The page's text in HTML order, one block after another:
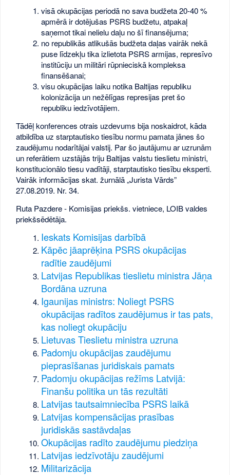
visā okupācijas periodā no sava budžeta 20-40 %
apmērā ir dotējušas PSRS budžetu, atpakaļ
saņemot tikai nelielu daļu no šī finansējuma;
no republikās atlikušās budžeta daļas vairāk nekā
puse līdzekļu tika izlietota PSRS armijas, represīvo
institūciju un militāri rūpnieciskā kompleksa
finansēšanai;
visu okupācijas laiku notika Baltijas republiku
kolonizācija un nežēlīgas represijas pret šo
republiku iedzīvotājiem.
Tādēļ konferences otrais uzdevums bija noskaidrot, kāda
atbildība uz starptautisko tiesību normu pamata jānes šo
zaudējumu nodarītājai valstij. Par šo jautājumu ar uzrunām
un referātiem uzstājās triju Baltijas valstu tieslietu ministri,
konstitucionālo tiesu vadītāji, starptautisko tiesību eksperti.
Vairāk informācijas skat. žurnālā „Jurista Vārds”
27.08.2019. Nr. 34.
Ruta Pazdere - Komisijas priekšs. vietniece, LOIB valdes
priekšsēdētāja.
Ieskats Komisijas darbībā
Kāpēc jāaprēķina PSRS okupācijas
radītie zaudējumi
Latvijas Republikas tieslietu ministra Jāņa
Bordāna uzruna
Igaunijas ministrs: Noliegt PSRS
okupācijas radītos zaudējumus ir tas pats,
kas noliegt okupāciju
Lietuvas Tieslietu ministra uzruna
Padomju okupācijas zaudējumu
pieprasīšanas juridiskais pamats
Padomju okupācijas režīms Latvijā:
Finanšu politika un tās rezultāti
Latvijas tautsaimniecība PSRS laikā
Latvijas kompensācijas prasības
juridiskās sastāvdaļas
Okupācijas radīto zaudējumu piedziņa
Latvijas iedzīvotāju zaudējumi
Militarizācija